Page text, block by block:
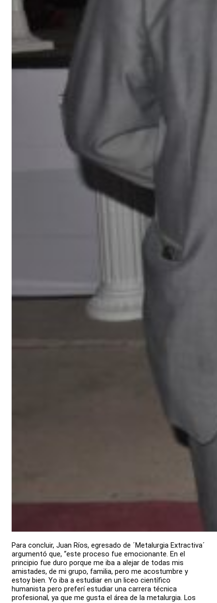
Para concluir, Juan Ríos, egresado de ´Metalurgia Extractiva´
argumentó que, “este proceso fue emocionante. En el
principio fue duro porque me iba a alejar de todas mis
amistades, de mi grupo, familia, pero me acostumbre y
estoy bien. Yo iba a estudiar en un liceo científico
humanista pero preferí estudiar una carrera técnica
profesional, ya que me gusta el área de la metalurgia. Los